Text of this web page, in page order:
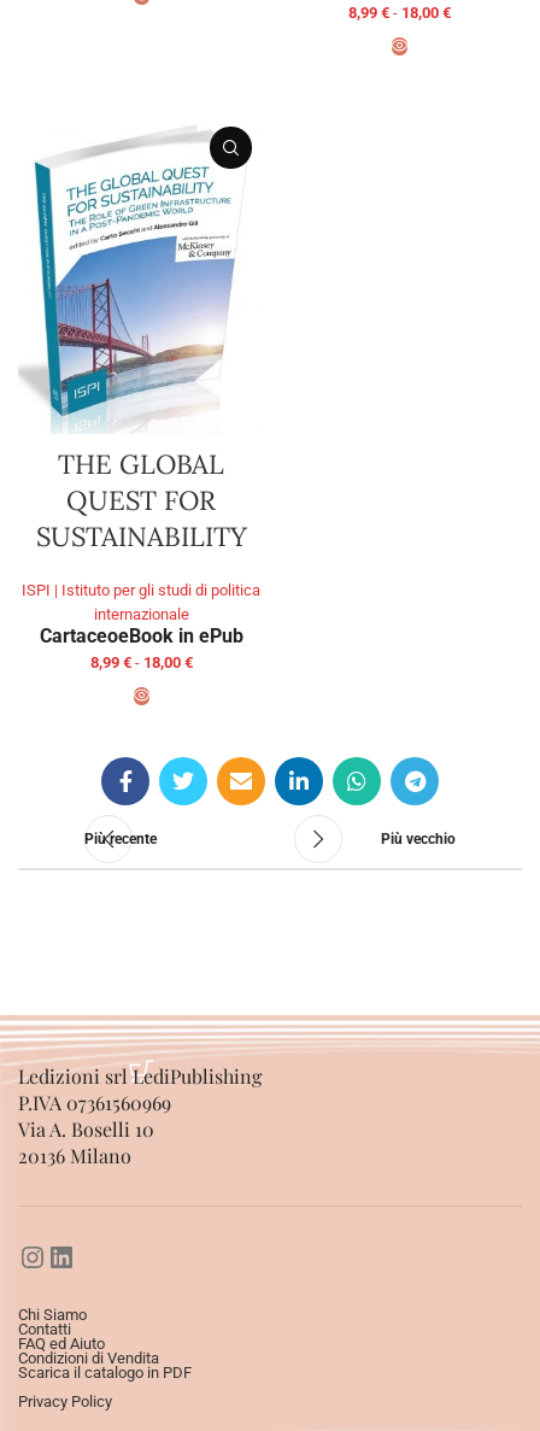
8,99 € - 18,00 €
THE GLOBAL
QUEST FOR
SUSTAINABILITY
ISPI | Istituto per gli studi di politica
internazionale
CartaceoeBook in ePub
8,99 € - 18,00 €
Più recente Più vecchio
Ledizioni srl LediPublishing
P.IVA 07361560969
Via A. Boselli 10
20136 Milano
Chi Siamo
Contatti
FAQ ed Aiuto
Condizioni di Vendita
Scarica il catalogo in PDF
Privacy Policy